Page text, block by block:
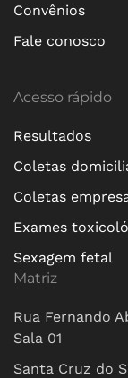
Convênios
Fale conosco
Acesso rápido
Resultados
Coletas
Coletas
Exames
Sexagem fetal
Matriz
Rua Fernando
Sala 01
Santa Cruz do